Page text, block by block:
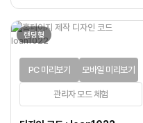
랜딩형
관리자 모드 체험
PC 미리보기 모바일 미리보기